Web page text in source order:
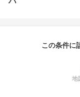
この条件に
地